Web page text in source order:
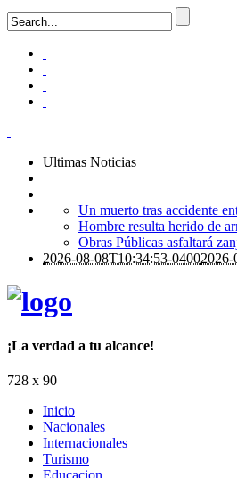
Ultimas Noticias
Un muerto tras accidente
Hombre resulta herido de
Obras Públicas asfaltará
2026-08-08T10:34:53-0400
¡La verdad a tu alcance!
728 x 90
Inicio
Nacionales
Internacionales
Turismo